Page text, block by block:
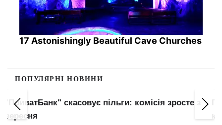
17 Astonishingly Beautiful Cave Churches
ПОПУЛЯРНІ НОВИНИ
Гороскоп на сьогодні 9 серпня: увага Тельців,
категоричність Левів та енергія Стрільців